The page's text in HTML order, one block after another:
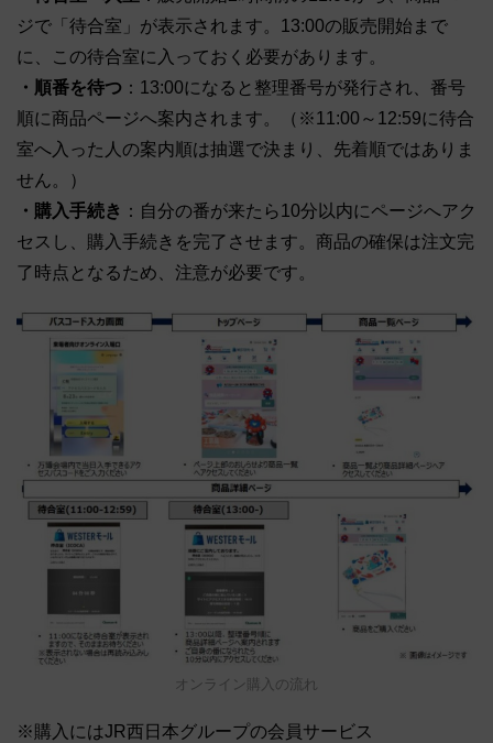
ジで「待合室」が表示されます。13:00の販売開始まで
に、この待合室に入っておく必要があります。
・順番を待つ ：13:00になると整理番号が発行され、番号
順に商品ページへ案内されます。（※11:00～12:59に待合
室へ入った人の案内順は抽選で決まり、先着順ではありま
せん。）
・購入手続き ：自分の番が来たら10分以内にページへアク
セスし、購入手続きを完了させます。商品の確保は注文完
了時点となるため、注意が必要です。
オンライン購入の流れ
※購入にはJR西日本グループの会員サービス